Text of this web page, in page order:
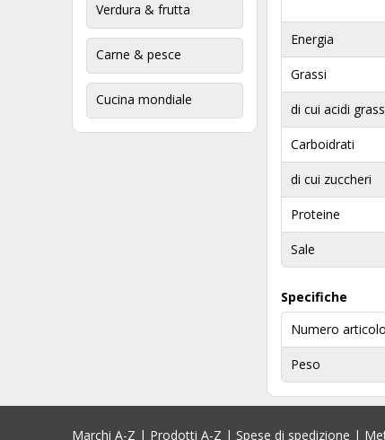
Verdura & frutta
Carne & pesce
Cucina mondiale
Energia
Grassi
di cui acidi
Carboidrati
di cui zuccheri
Proteine
Sale
Specifiche
Numero articolo
Peso
Marchi A-Z | Prodotti A-Z | Spese di spedizione |